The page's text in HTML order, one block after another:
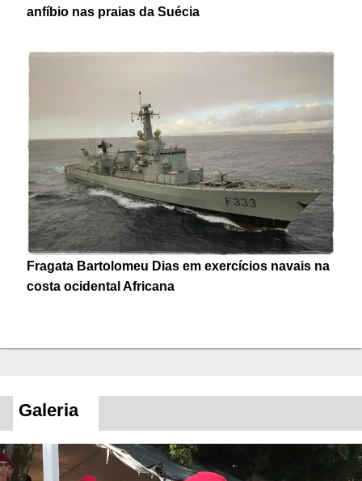
anfíbio nas praias da Suécia
Fragata Bartolomeu Dias em exercícios navais na
costa ocidental Africana
Galeria